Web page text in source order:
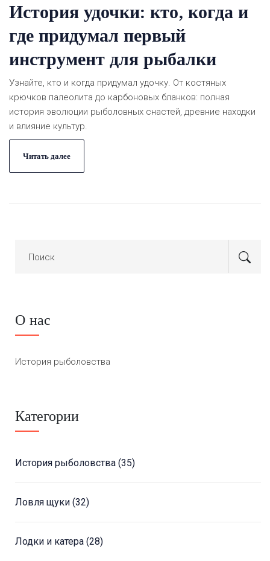
История удочки: кто, когда и
где придумал первый
инструмент для рыбалки
Узнайте, кто и когда придумал удочку. От костяных
крючков палеолита до карбоновых бланков: полная
история эволюции рыболовных снастей, древние находки
и влияние культур.
Читать далее
О нас
История рыболовства
Категории
История рыболовства (35)
Ловля щуки (32)
Лодки и катера (28)